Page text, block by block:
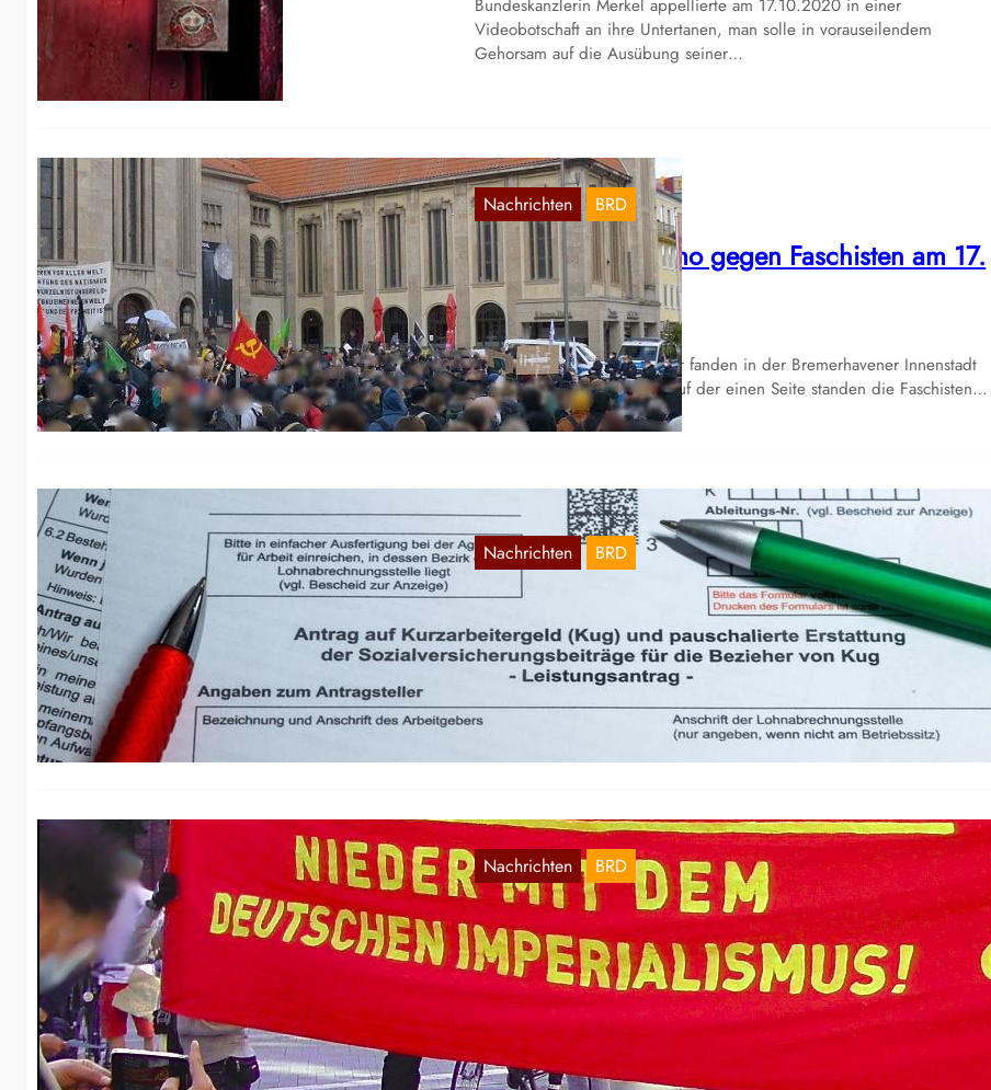
Bundeskanzlerin Merkel appellierte am 17.10.2020 in einer
Videobotschaft an ihre Untertanen, man solle in vorauseilendem
Gehorsam auf die Ausübung seiner…
Nachrichten BRD
Bremerhaven: Demo gegen Faschisten am 17.
Oktober
Okt. 18, 2020
Am Samstag den 17. Oktober fanden in der Bremerhavener Innenstadt
zwei Kundgebungen statt. Auf der einen Seite standen die Faschisten…
Nachrichten BRD
Kurzarbeitergeld wird verlängert
Sep. 4, 2020
Union und SPD haben sich auf eine Verlängerung des Kurzarbeitergeldes
geeinigt. Dies zeigt mehre Dinge zwischen den Zeilen, ohne dass…
Nachrichten BRD
Antikriegstagdemo in Hamburg trotz
Ausnahmezustand
Sep. 4, 2020
Am 1. September findet in Hamburg jedes Jahr eine Großdemonstration
zum Antikriegstag statt. Auch dieses Jahr haben sich trotz der…